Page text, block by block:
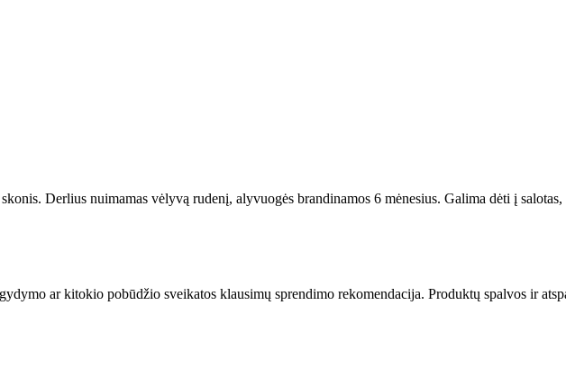
Derlius nuimamas vėlyvą rudenį, alyvuogės brandinamos 6 mėnesius. Galima dėti į
ar kitokio pobūdžio sveikatos klausimų sprendimo rekomendacija. Produktų spalvos ir